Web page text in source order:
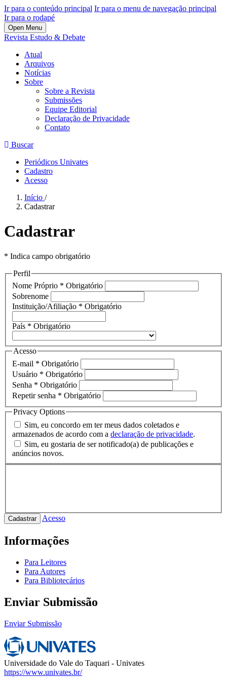
Ir para o conteúdo principal Ir para o menu de navegação principal
Ir para o rodapé
Open Menu
Revista Estudo & Debate
Atual
Arquivos
Notícias
Sobre
Sobre a Revista
Submissões
Equipe Editorial
Declaração de Privacidade
Contato
Buscar
Periódicos Univates
Cadastro
Acesso
Início /
Cadastrar
Cadastrar
* Indica campo obrigatório
Perfil
Nome Próprio * Obrigatório
Sobrenome
Instituição/Afiliação * Obrigatório
País * Obrigatório
Acesso
E-mail * Obrigatório
Usuário * Obrigatório
Senha * Obrigatório
Repetir senha * Obrigatório
Privacy Options
armazenados de acordo com a declaração de privacidade.
anúncios novos.
Cadastrar Acesso
Informações
Para Leitores
Para Autores
Para Bibliotecários
Enviar Submissão
Enviar Submissão
Universidade do Vale do Taquari - Univates
https://www.univates.br/